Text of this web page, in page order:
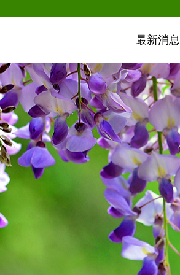
最新消息